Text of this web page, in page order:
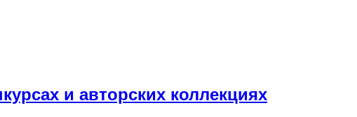
и авторских коллекциях